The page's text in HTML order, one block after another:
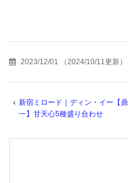
2023/12/01 （2024/10/11更新）
新宿ミロード｜ディン・イー【鼎
一】甘天心5種盛り合わせ